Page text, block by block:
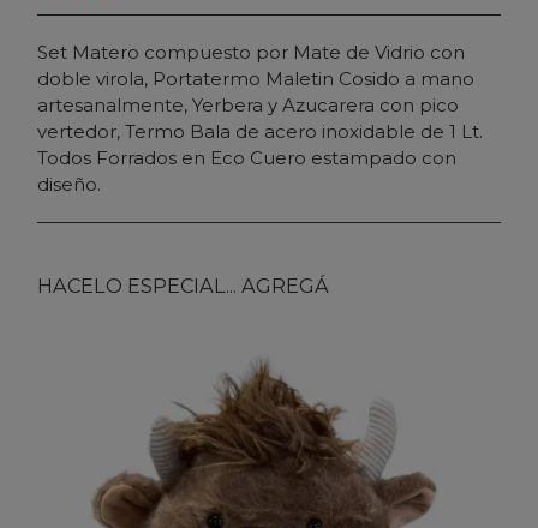
Set Matero compuesto por Mate de Vidrio con
doble virola, Portatermo Maletin Cosido a mano
artesanalmente, Yerbera y Azucarera con pico
vertedor, Termo Bala de acero inoxidable de 1 Lt.
Todos Forrados en Eco Cuero estampado con
diseño.
HACELO ESPECIAL... AGREGÁ